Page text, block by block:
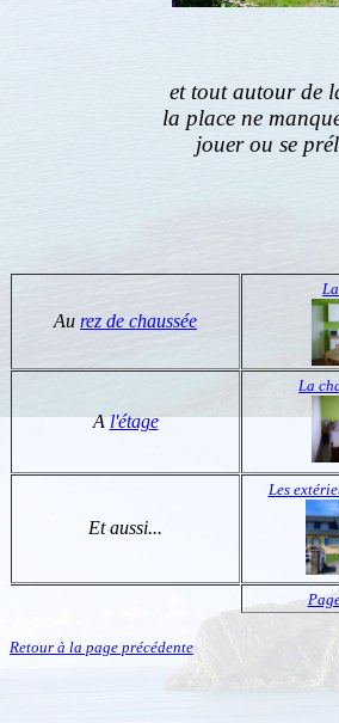
et tout autour de
la place ne
jouer ou se
Au rez de chaussée
Al'étage
La
Et aussi...
Les
Retour à la page précédente